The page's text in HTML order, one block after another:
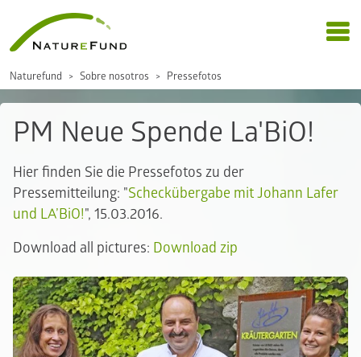
Naturefund Sobre nosotros Pressefotos
PM Neue Spende La'BiO!
Hier finden Sie die Pressefotos zu der
Pressemitteilung: "Scheckübergabe mit Johann Lafer
und LA’BiO!", 15.03.2016.
Download all pictures: Download zip